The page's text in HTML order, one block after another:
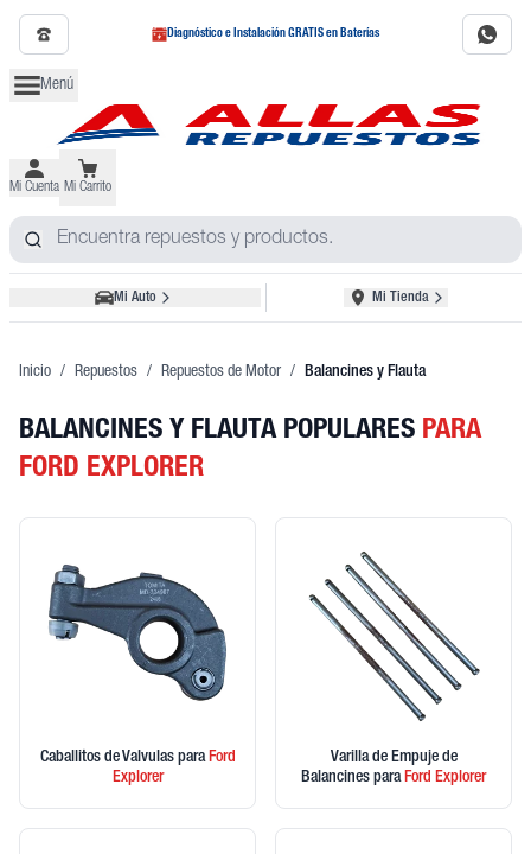
Diagnóstico e Instalación GRATIS en Baterías
Menú
Mi Cuenta Mi Carrito
Mi Auto Mi Tienda
Inicio / Repuestos / Repuestos de Motor / Balancines y Flauta
BALANCINES Y FLAUTA POPULARES PARA
FORD EXPLORER
Caballitos de Valvulas paraFord
Explorer
Varilla de Empuje de
Balancines paraFord Explorer